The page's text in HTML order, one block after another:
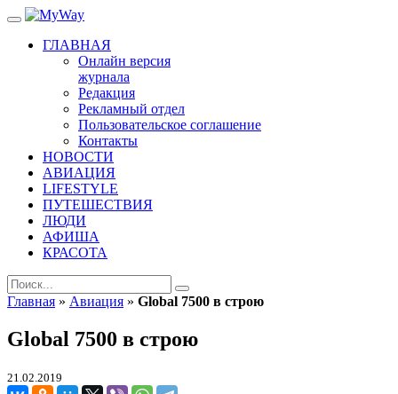
ГЛАВНАЯ
Онлайн версия
журнала
Редакция
Рекламный отдел
Пользовательское соглашение
Контакты
НОВОСТИ
АВИАЦИЯ
LIFESTYLE
ПУТЕШЕСТВИЯ
ЛЮДИ
АФИША
КРАСОТА
Главная » Авиация » Global 7500 в строю
Global 7500 в строю
21.02.2019